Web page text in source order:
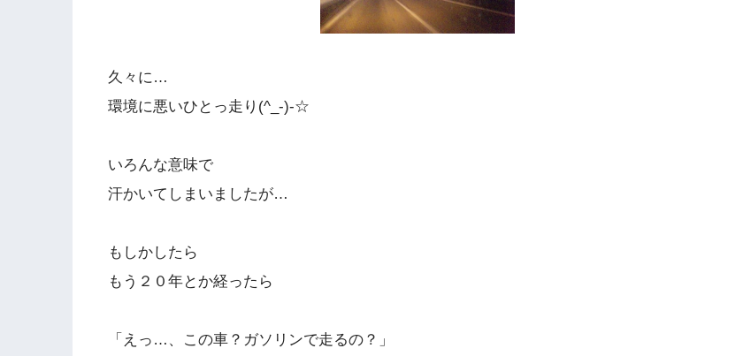
久々に…
環境に悪いひとっ走り(^_-)-☆
いろんな意味で
汗かいてしまいましたが…
もしかしたら
もう２０年とか経ったら
「えっ…、この車？ガソリンで走るの？」